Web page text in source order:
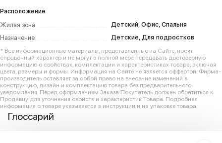
Расположение
Жилая зона
Детский, Офис, Спальня
Назначение
Детские, Для подростков
* Все информационные материалы, представленные на Сайте, носят
справочный характер и не могут в полной мере передавать достоверную
информацию о свойствах, комплектации и характеристиках товара, включая
цвета, размеры и формы. Информация на Сайте не является оффертой. Фирма-
производитель оставляет за собой право на внесение изменений в
конструкцию, дизайн и комплектацию товара без предварительного
уведомления. Перед оформлением Заказа Покупатель должен обратиться к
Продавцу для уточнения свойств и характеристик Товара. Подробная
информация о товаре указывается в инструкции и на упаковке товара.
Глоссарий